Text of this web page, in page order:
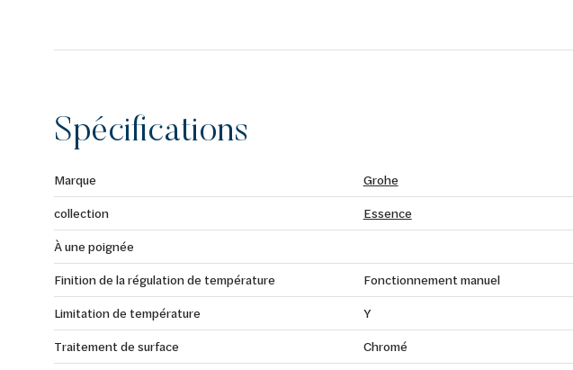
Spécifications
Marque
Grohe
collection
Essence
À une poignée
Finition de la régulation de température
Fonctionnement manuel
Limitation de température
Y
Traitement de surface
Chromé